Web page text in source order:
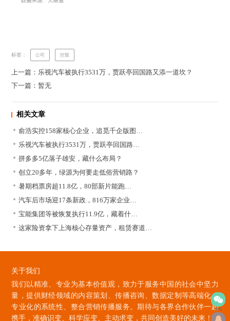
微信
标签： 公司 控股
上一篇：乐视汽车被执行3531万，贾跃亭回国路又添一道坎？
下一篇：暂无
相关文章
俞浩实控158家核心企业，追觅千企版图…
乐视汽车被执行3531万，贾跃亭回国路…
拼多多5亿落子雄安，藏什么布局？
创立20多年，绿源为何要走低俗营销路？
暑期档票房超11.8亿，80部新片能跑…
汽车后市场迎17条新政，816万家企业…
宝能集团等被恢复执行11.9亿，藏着什…
这家险资拿下上海核心存量资产，租赁赛道…
关于我们
我们以精准、专业为基本价值观，致力于服务中国的社会中坚力
量，提供财经领域的内容策划、传播咨询、数据定制等高端化、
专业化的系统性、整合营销传播服务。期待与各界合作伙伴一起
携手，准确识变、科学应变、主动求变，共同创造美好的未来！